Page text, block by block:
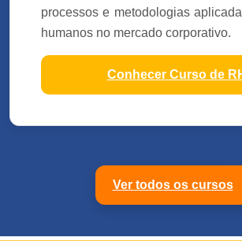
processos e metodologias
humanos no mercado corporativo.
Conhecer Curso de
Ver todos os cursos